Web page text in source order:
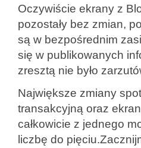
Oczywiście ekrany z
pozostały bez zmian,
są w bezpośrednim
się w publikowanych
zresztą nie było
Największe zmiany
transakcyjną oraz
całkowicie z jednego
liczbę do